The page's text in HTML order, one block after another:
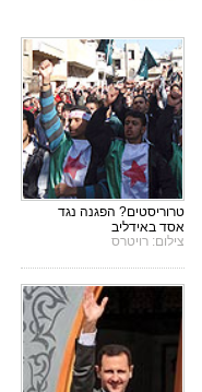
טרוריסטים? הפגנה נגד
אסד באידליב
צילום: רויטרס